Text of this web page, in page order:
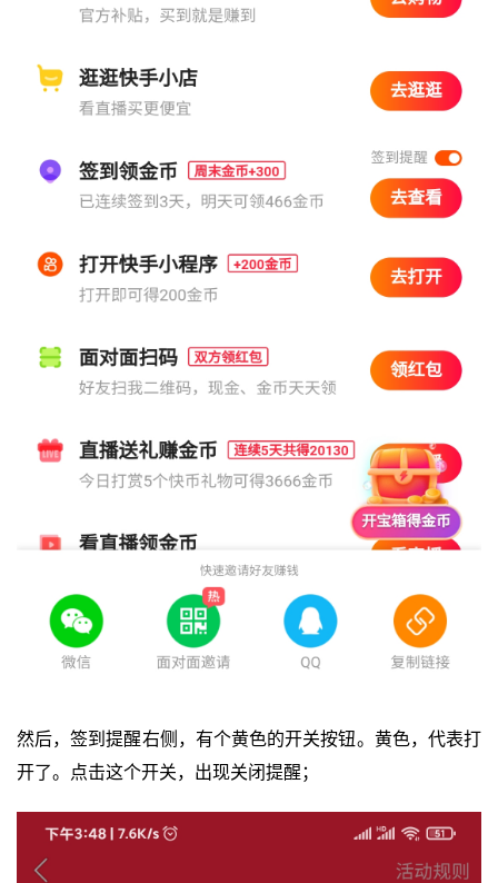
然后，签到提醒右侧，有个黄色的开关按钮。黄色，代表打
开了。点击这个开关，出现关闭提醒；